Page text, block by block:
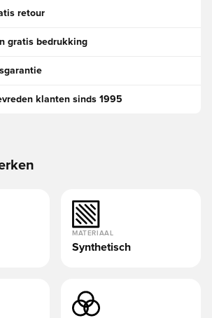
retour
gratis bedrukking
klanten sinds 1995
MATERIAAL
Synthetisch